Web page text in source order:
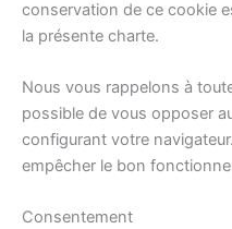
conservation de ce cookie
la présente charte.
Nous vous rappelons à
possible de vous opposer
configurant votre
empêcher le bon
Consentement